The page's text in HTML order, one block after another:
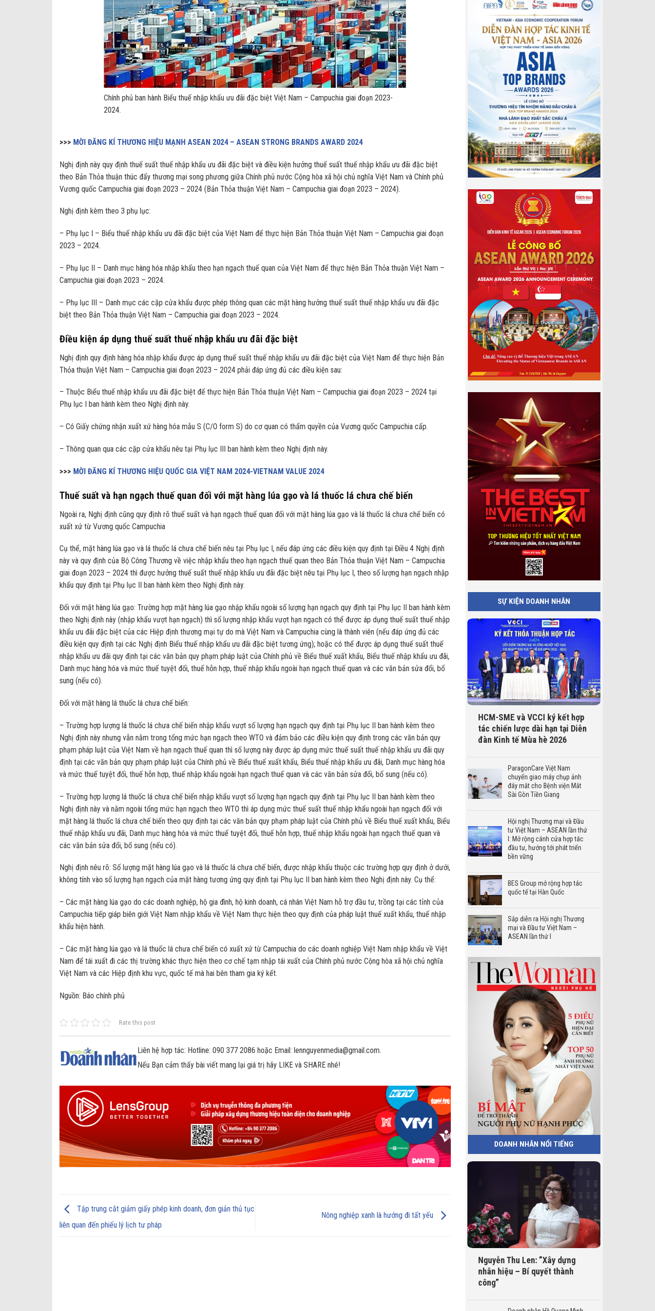
Chính phủ ban hành Biểu thuế nhập khẩu ưu đãi đặc biệt Việt Nam – Campuchia giai đoạn 2023-
2024.
>>> MỜI ĐĂNG KÍ THƯƠNG HIỆU MẠNH ASEAN 2024 – ASEAN STRONG BRANDS AWARD 2024
Nghị định này quy định thuế suất thuế nhập khẩu ưu đãi đặc biệt và điều kiện hưởng thuế suất thuế nhập khẩu ưu đãi đặc biệt
theo Bản Thỏa thuận thúc đẩy thương mại song phương giữa Chính phủ nước Cộng hòa xã hội chủ nghĩa Việt Nam và Chính phủ
Vương quốc Campuchia giai đoạn 2023 – 2024 (Bản Thỏa thuận Việt Nam – Campuchia giai đoạn 2023 – 2024).
Nghị định kèm theo 3 phụ lục:
– Phụ lục I – Biểu thuế nhập khẩu ưu đãi đặc biệt của Việt Nam để thực hiện Bản Thỏa thuận Việt Nam – Campuchia giai đoạn
2023 – 2024.
– Phụ lục II – Danh mục hàng hóa nhập khẩu theo hạn ngạch thuế quan của Việt Nam để thực hiện Bản Thỏa thuận Việt Nam –
Campuchia giai đoạn 2023 – 2024.
– Phụ lục III – Danh mục các cặp cửa khẩu được phép thông quan các mặt hàng hưởng thuế suất thuế nhập khẩu ưu đãi đặc
biệt theo Bản Thỏa thuận Việt Nam – Campuchia giai đoạn 2023 – 2024.
Điều kiện áp dụng thuế suất thuế nhập khẩu ưu đãi đặc biệt
Nghị định quy định hàng hóa nhập khẩu được áp dụng thuế suất thuế nhập khẩu ưu đãi đặc biệt của Việt Nam để thực hiện Bản
Thỏa thuận Việt Nam – Campuchia giai đoạn 2023 – 2024 phải đáp ứng đủ các điều kiện sau:
– Thuộc Biểu thuế nhập khẩu ưu đãi đặc biệt để thực hiện Bản Thỏa thuận Việt Nam – Campuchia giai đoạn 2023 – 2024 tại
Phụ lục I ban hành kèm theo Nghị định này.
– Có Giấy chứng nhận xuất xứ hàng hóa mẫu S (C/O form S) do cơ quan có thẩm quyền của Vương quốc Campuchia cấp.
– Thông quan qua các cặp cửa khẩu nêu tại Phụ lục III ban hành kèm theo Nghị định này.
>>> MỜI ĐĂNG KÍ THƯƠNG HIỆU QUỐC GIA VIỆT NAM 2024-VIETNAM VALUE 2024
Thuế suất và hạn ngạch thuế quan đối với mặt hàng lúa gạo và lá thuốc lá chưa chế biến
Ngoài ra, Nghị định cũng quy định rõ thuế suất và hạn ngạch thuế quan đối với mặt hàng lúa gạo và lá thuốc lá chưa chế biến có
xuất xứ từ Vương quốc Campuchia
Cụ thể, mặt hàng lúa gạo và lá thuốc lá chưa chế biến nêu tại Phụ lục I, nếu đáp ứng các điều kiện quy định tại Điều 4 Nghị định
này và quy định của Bộ Công Thương về việc nhập khẩu theo hạn ngạch thuế quan theo Bản Thỏa thuận Việt Nam – Campuchia
giai đoạn 2023 – 2024 thì được hưởng thuế suất thuế nhập khẩu ưu đãi đặc biệt nêu tại Phụ lục I, theo số lượng hạn ngạch nhập
khẩu quy định tại Phụ lục II ban hành kèm theo Nghị định này.
Đối với mặt hàng lúa gạo: Trường hợp mặt hàng lúa gạo nhập khẩu ngoài số lượng hạn ngạch quy định tại Phụ lục II ban hành kèm
theo Nghị định này (nhập khẩu vượt hạn ngạch) thì số lượng nhập khẩu vượt hạn ngạch có thể được áp dụng thuế suất thuế nhập
khẩu ưu đãi đặc biệt của các Hiệp định thương mại tự do mà Việt Nam và Campuchia cùng là thành viên (nếu đáp ứng đủ các
điều kiện quy định tại các Nghị định Biểu thuế nhập khẩu ưu đãi đặc biệt tương ứng); hoặc có thể được áp dụng thuế suất thuế
nhập khẩu ưu đãi quy định tại các văn bản quy phạm pháp luật của Chính phủ về Biểu thuế xuất khẩu, Biểu thuế nhập khẩu ưu đãi,
Danh mục hàng hóa và mức thuế tuyệt đối, thuế hỗn hợp, thuế nhập khẩu ngoài hạn ngạch thuế quan và các văn bản sửa đổi, bổ
sung (nếu có).
Đối với mặt hàng lá thuốc lá chưa chế biến:
– Trường hợp lượng lá thuốc lá chưa chế biến nhập khẩu vượt số lượng hạn ngạch quy định tại Phụ lục II ban hành kèm theo
Nghị định này nhưng vẫn nằm trong tổng mức hạn ngạch theo WTO và đảm bảo các điều kiện quy định trong các văn bản quy
phạm pháp luật của Việt Nam về hạn ngạch thuế quan thì số lượng này được áp dụng mức thuế suất thuế nhập khẩu ưu đãi quy
định tại các văn bản quy phạm pháp luật của Chính phủ về Biểu thuế xuất khẩu, Biểu thuế nhập khẩu ưu đãi, Danh mục hàng hóa
và mức thuế tuyệt đối, thuế hỗn hợp, thuế nhập khẩu ngoài hạn ngạch thuế quan và các văn bản sửa đổi, bổ sung (nếu có).
– Trường hợp lượng lá thuốc lá chưa chế biến nhập khẩu vượt số lượng hạn ngạch quy định tại Phụ lục II ban hành kèm theo
Nghị định này và nằm ngoài tổng mức hạn ngạch theo WTO thì áp dụng mức thuế suất thuế nhập khẩu ngoài hạn ngạch đối với
mặt hàng lá thuốc lá chưa chế biến theo quy định tại các văn bản quy phạm pháp luật của Chính phủ về Biểu thuế xuất khẩu, Biểu
thuế nhập khẩu ưu đãi, Danh mục hàng hóa và mức thuế tuyệt đối, thuế hỗn hợp, thuế nhập khẩu ngoài hạn ngạch thuế quan và
các văn bản sửa đổi, bổ sung (nếu có).
Nghị định nêu rõ: Số lượng mặt hàng lúa gạo và lá thuốc lá chưa chế biến, được nhập khẩu thuộc các trường hợp quy định ở dưới,
không tính vào số lượng hạn ngạch của mặt hàng tương ứng quy định tại Phụ lục II ban hành kèm theo Nghị định này. Cụ thể:
– Các mặt hàng lúa gạo do các doanh nghiệp, hộ gia đình, hộ kinh doanh, cá nhân Việt Nam hỗ trợ đầu tư, trồng tại các tỉnh của
Campuchia tiếp giáp biên giới Việt Nam nhập khẩu về Việt Nam thực hiện theo quy định của pháp luật thuế xuất khẩu, thuế nhập
khẩu hiện hành.
– Các mặt hàng lúa gạo và lá thuốc lá chưa chế biến có xuất xứ từ Campuchia do các doanh nghiệp Việt Nam nhập khẩu về Việt
Nam để tái xuất đi các thị trường khác thực hiện theo cơ chế tạm nhập tái xuất của Chính phủ nước Cộng hòa xã hội chủ nghĩa
Việt Nam và các Hiệp định khu vực, quốc tế mà hai bên tham gia ký kết.
Nguồn: Báo chính phủ
Rate this post
Liên hệ hợp tác: Hotline: 090 377 2086 hoặc Email: lennguyenmedia@gmail.com.
Nếu Bạn cảm thấy bài viết mang lại giá trị hãy LIKE và SHARE nhé!
Tập trung cắt giảm giấy phép kinh doanh, đơn giản thủ tục
liên quan đến phiếu lý lịch tư pháp
Nông nghiệp xanh là hướng đi tất yếu
SỰ KIỆN DOANH NHÂN
HCM-SME và VCCI ký kết hợp
tác chiến lược dài hạn tại Diễn
đàn Kinh tế Mùa hè 2026
ParagonCare Việt Nam
chuyển giao máy chụp ảnh
đáy mắt cho Bệnh viện Mắt
Sài Gòn Tiền Giang
Hội nghị Thương mại và Đầu
tư Việt Nam – ASEAN lần thứ
I: Mở rộng cánh cửa hợp tác
đầu tư, hướng tới phát triển
bền vững
BES Group mở rộng hợp tác
quốc tế tại Hàn Quốc
Sắp diễn ra Hội nghị Thương
mại và Đầu tư Việt Nam –
ASEAN lần thứ I
DOANH NHÂN NỔI TIẾNG
Nguyễn Thu Len: ”Xây dựng
nhân hiệu – Bí quyết thành
công”